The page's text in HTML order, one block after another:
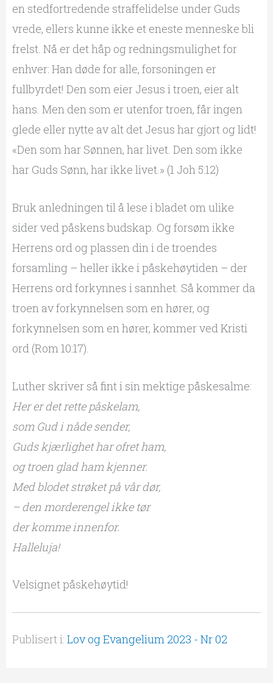
en stedfortredende straffelidelse under Guds
vrede, ellers kunne ikke et eneste menneske bli
frelst. Nå er det håp og redningsmulighet for
enhver: Han døde for alle, forsoningen er
fullbyrdet! Den som eier Jesus i troen, eier alt
hans. Men den som er utenfor troen, får ingen
glede eller nytte av alt det Jesus har gjort og lidt!
«Den som har Sønnen, har livet. Den som ikke
har Guds Sønn, har ikke livet.» (1 Joh 5:12)
Bruk anledningen til å lese i bladet om ulike
sider ved påskens budskap. Og forsøm ikke
Herrens ord og plassen din i de troendes
forsamling – heller ikke i påskehøytiden – der
Herrens ord forkynnes i sannhet. Så kommer da
troen av forkynnelsen som en hører, og
forkynnelsen som en hører, kommer ved Kristi
ord (Rom 10:17).
Luther skriver så fint i sin mektige påskesalme:
Her er det rette påskelam,
som Gud i nåde sender,
Guds kjærlighet har ofret ham,
og troen glad ham kjenner.
Med blodet strøket på vår dør,
– den morderengel ikke tør
der komme innenfor.
Halleluja!
Velsignet påskehøytid!
Publisert i: Lov og Evangelium 2023 - Nr 02